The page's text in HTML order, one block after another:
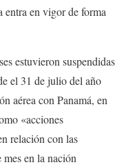
entra en vigor de forma
estuvieron suspendidas
el 31 de julio del año
aérea con Panamá, en
«acciones
relación con las
mes en la nación